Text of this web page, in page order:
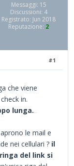
Messaggi: 15
Discussioni: 4
Registrato: Jun 2018
Reputazione: 2
#1
che viene
in.
lunga.
le mail e
nei cellulari ? il
del link si